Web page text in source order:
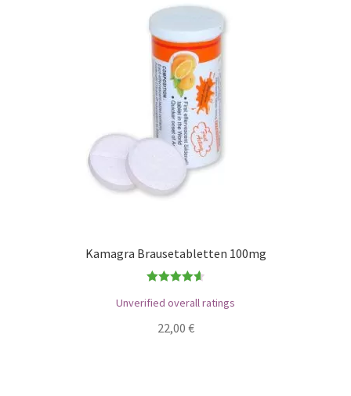
Kamagra Brausetabletten 100mg
mit 4.67
von 5
Unverified overall ratings
22,00 €